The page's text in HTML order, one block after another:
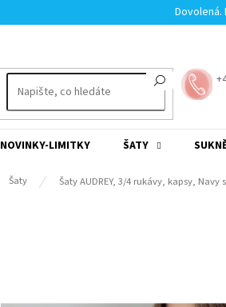
Dovolená.
NOVINKY-LIMITKY ŠATY
Šaty Šaty AUDREY, 3/4 rukávy, kapsy,